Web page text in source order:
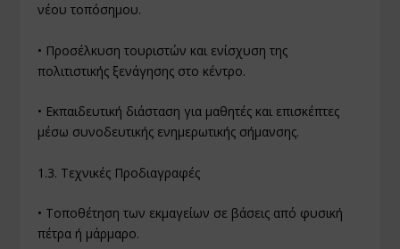
νέου τοπόσημου.
• Προσέλκυση τουριστών και ενίσχυση της
πολιτιστικής ξενάγησης στο κέντρο.
• Εκπαιδευτική διάσταση για μαθητές και επισκέπτες
μέσω συνοδευτικής ενημερωτικής σήμανσης.
1.3. Τεχνικές Προδιαγραφές
• Τοποθέτηση των εκμαγείων σε βάσεις από φυσική
πέτρα ή μάρμαρο.